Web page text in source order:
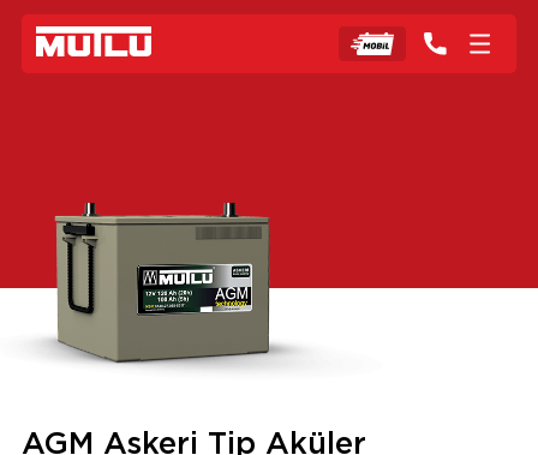
AGM Askeri Tip Aküler